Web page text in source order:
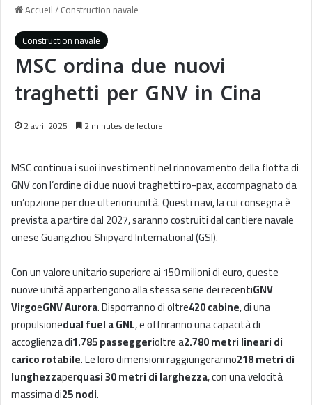
Accueil/Construction navale
Construction navale
MSC ordina due nuovi
traghetti per GNV in Cina
2 avril 2025 2 minutes de lecture
MSC continua i suoi investimenti nel rinnovamento della flotta di
GNV con l’ordine di due nuovi traghetti ro-pax, accompagnato da
un’opzione per due ulteriori unità. Questi navi, la cui consegna è
prevista a partire dal 2027, saranno costruiti dal cantiere navale
cinese Guangzhou Shipyard International (GSI).
Con un valore unitario superiore ai 150 milioni di euro, queste
nuove unità appartengono alla stessa serie dei recentiGNV
VirgoeGNV Aurora. Disporranno di oltre420 cabine, di una
propulsionedual fuel a GNL, e offriranno una capacità di
accoglienza di1.785 passeggerioltre a2.780 metri lineari di
carico rotabile. Le loro dimensioni raggiungeranno218 metri di
lunghezzaperquasi 30 metri di larghezza, con una velocità
massima di25 nodi.